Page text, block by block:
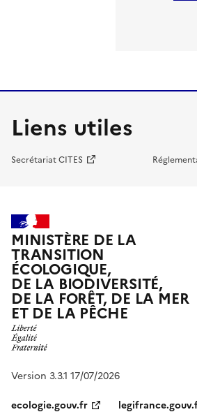
Liens utiles
Secrétariat CITES
MINISTÈRE DE LA
TRANSITION
ÉCOLOGIQUE,
DE LA BIODIVERSITÉ,
DE LA FORÊT, DE LA MER
ET DE LA PÊCHE
Version 3.3.1 17/07/2026
ecologie.gouv.fr